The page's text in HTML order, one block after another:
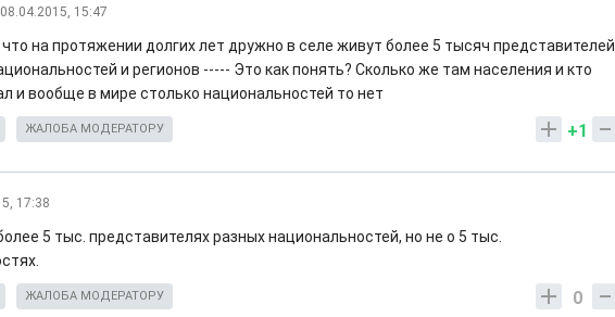
08.04.2015, 15:47
на протяжении долгих лет дружно в селе живут более 5 тысяч представителей
и регионов ----- Это как понять? Сколько же там населения и кто
и вообще в мире столько национальностей то нет
+1
ЖАЛОБА МОДЕРАТОРУ
17:38
5 тыс. представителях разных национальностей, но не о 5 тыс.
0
ЖАЛОБА МОДЕРАТОРУ